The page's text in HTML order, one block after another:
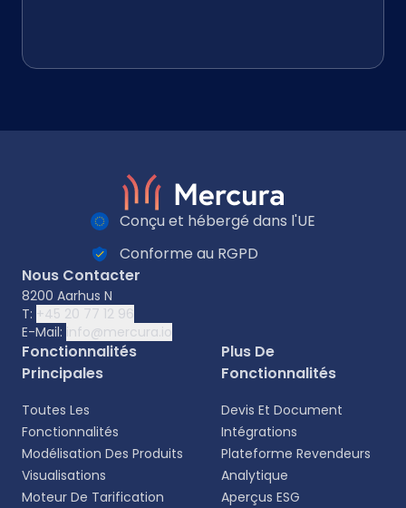
Conçu et hébergé dans l'UE
Conforme au RGPD
Nous Contacter
8200 Aarhus N
T: +45 20 77 12 96
E-Mail: info@mercura.io
Fonctionnalités
Principales
Toutes Les
Fonctionnalités
Modélisation Des Produits
Visualisations
Moteur De Tarification
Plus De
Fonctionnalités
Devis Et Document
Intégrations
Plateforme Revendeurs
Analytique
Aperçus ESG